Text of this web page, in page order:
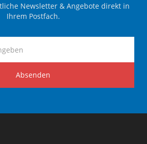
Newsletter & Angebote direkt in
Ihrem Postfach.
Absenden